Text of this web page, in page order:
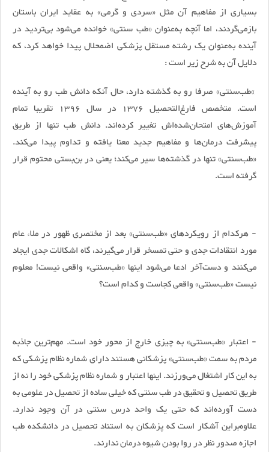
بسیاری از مفاهیم آن مثل «سردی و گرمی» به عقاید ایران باستان
بازمی‌گردند، اما آنچه به‌عنوان «طب سنتی» خوانده می‌شود بی‌تردید در
آینده به‌عنوان یک رشته مستقل پزشکی اضمحلال پیدا خواهد کرد، که
دلایل آن به شرح زیر است :
»طب‌سنتی» صرفا رو به گذشته دارد، حال آنکه دانش طب رو به آینده
است. متخصص فارغ‌التحصیل 1376 در سال 1396 تقریبا تمام
آموزش‌های امتحان‌شده‌اش تغییر کرده‌اند. دانش طب تنها از طریق
پیشرفت درمان‌ها و مفاهیم جدید معنا یافته و تداوم پیدا می‌کند.
«طب‌سنتی» تنها در گذشته‌ها سیر می‌کند؛ یعنی در بن‌بستی محتوم قرار
گرفته است.
- هرکدام از رویکردهای «طب‌سنتی» بعد از مختصری ظهور در ملاء عام
مورد انتقادات جدی و حتی تمسخر قرار می‌گیرند، گاه اشکالات جدی ایجاد
می‌کنند و دست‌آخر ادعا می‌شود اینها «طب‌سنتی» واقعی نیست! معلوم
نیست «طب‌سنتی» واقعی کجاست و کدام است؟
- اعتبار «طب‌سنتی» به چیزی خارج از محور خود است. مهم‌ترین جاذبه
مردم به سمت «طب‌سنتی» پزشکانی هستند دارای شماره نظام پزشکی که
به این کار اشتغال می‌ورزند. اینها اعتبار و شماره نظام پزشکی خود را نه از
طریق تحصیل و تحقیق در طب سنتی که خیلی ساده از تحصیل در علومی به
دست آورده‌اند که حتی یک واحد درس سنتی در آن وجود ندارد.
علاوه‌براین آشکار است که پزشکان به استناد تحصیل در دانشکده طب
اجازه صدور نظر در روا بودن شیوه درمان ندارند.